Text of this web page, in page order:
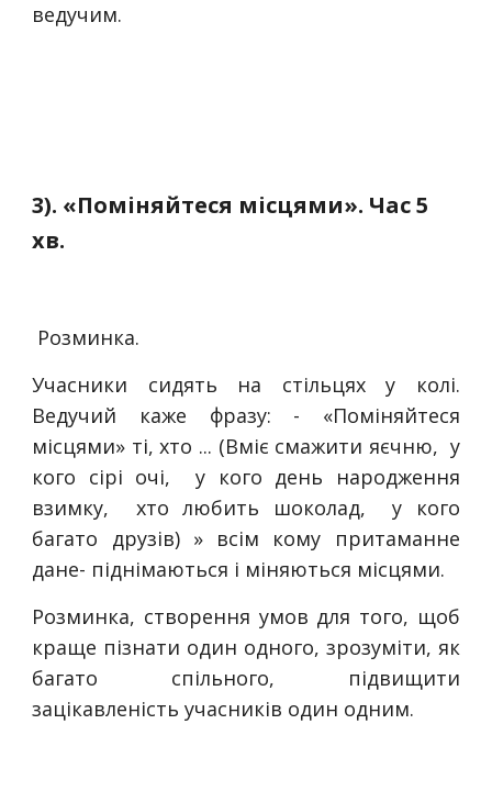
ведучим.
3). «Поміняйтеся місцями». Час 5
хв.
Розминка.
Учасники сидять на стільцях у колі.
Ведучий каже фразу: - «Поміняйтеся
місцями» ті, хто ... (Вміє смажити яєчню, у
кого сірі очі, у кого день народження
взимку, хто любить шоколад, у кого
багато друзів) » всім кому притаманне
дане- піднімаються і міняються місцями.
Розминка, створення умов для того, щоб
краще пізнати один одного, зрозуміти, як
багато спільного, підвищити
зацікавленість учасників один одним.